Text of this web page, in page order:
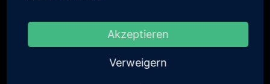
Usercentrics Consent
Fußbereichsmenü
mail@westermann-motorsport.com
Versandkosten AGBs Impressum Datenschutz intern
Akzeptieren
Verweigern